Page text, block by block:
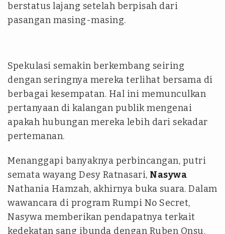
berstatus lajang setelah berpisah dari
pasangan masing-masing.
Spekulasi semakin berkembang seiring
dengan seringnya mereka terlihat bersama di
berbagai kesempatan. Hal ini memunculkan
pertanyaan di kalangan publik mengenai
apakah hubungan mereka lebih dari sekadar
pertemanan.
Menanggapi banyaknya perbincangan, putri
semata wayang Desy Ratnasari, Nasywa
Nathania Hamzah, akhirnya buka suara. Dalam
wawancara di program Rumpi No Secret,
Nasywa memberikan pendapatnya terkait
kedekatan sang ibunda dengan Ruben Onsu.